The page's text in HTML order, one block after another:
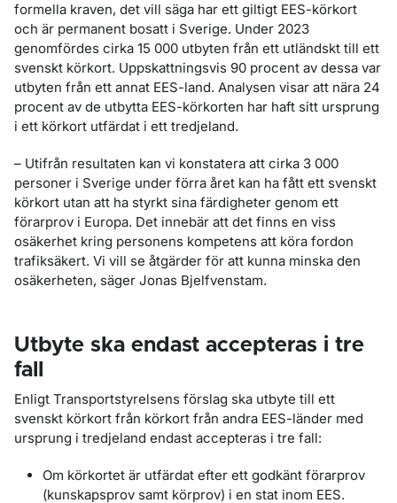
formella kraven, det vill säga har ett giltigt EES-körkort
och är permanent bosatt i Sverige. Under 2023
genomfördes cirka 15 000 utbyten från ett utländskt till ett
svenskt körkort. Uppskattningsvis 90 procent av dessa var
utbyten från ett annat EES-land. Analysen visar att nära 24
procent av de utbytta EES-körkorten har haft sitt ursprung
i ett körkort utfärdat i ett tredjeland.
– Utifrån resultaten kan vi konstatera att cirka 3 000
personer i Sverige under förra året kan ha fått ett svenskt
körkort utan att ha styrkt sina färdigheter genom ett
förarprov i Europa. Det innebär att det finns en viss
osäkerhet kring personens kompetens att köra fordon
trafiksäkert. Vi vill se åtgärder för att kunna minska den
osäkerheten, säger Jonas Bjelfvenstam.
Utbyte ska endast accepteras i tre
fall
Enligt Transportstyrelsens förslag ska utbyte till ett
svenskt körkort från körkort från andra EES-länder med
ursprung i tredjeland endast accepteras i tre fall:
Om körkortet är utfärdat efter ett godkänt förarprov
(kunskapsprov samt körprov) i en stat inom EES.